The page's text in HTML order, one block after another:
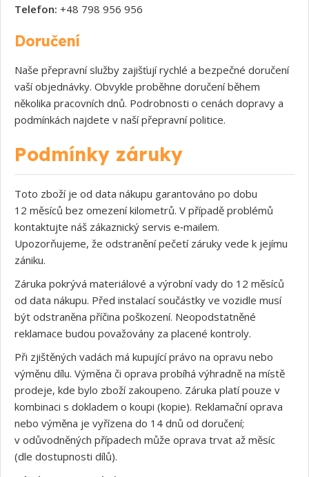
Telefon: +48 798 956 956
Doručení
Naše přepravní služby zajišťují rychlé a bezpečné doručení
vaší objednávky. Obvykle proběhne doručení během
několika pracovních dnů. Podrobnosti o cenách dopravy a
podmínkách najdete v naší přepravní politice.
Podmínky záruky
Toto zboží je od data nákupu garantováno po dobu
12 měsíců bez omezení kilometrů. V případě problémů
kontaktujte náš zákaznický servis e‑mailem.
Upozorňujeme, že odstranění pečetí záruky vede k jejímu
zániku.
Záruka pokrývá materiálové a výrobní vady do 12 měsíců
od data nákupu. Před instalací součástky ve vozidle musí
být odstraněna příčina poškození. Neopodstatněné
reklamace budou považovány za placené kontroly.
Při zjištěných vadách má kupující právo na opravu nebo
výměnu dílu. Výměna či oprava probíhá výhradně na místě
prodeje, kde bylo zboží zakoupeno. Záruka platí pouze v
kombinaci s dokladem o koupi (kopie). Reklamační oprava
nebo výměna je vyřízena do 14 dnů od doručení;
v odůvodněných případech může oprava trvat až měsíc
(dle dostupnosti dílů).